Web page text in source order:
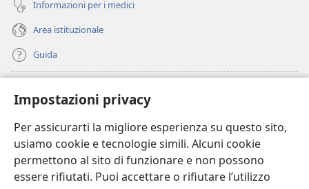
Impostazioni privacy
Per assicurarti la migliore esperienza su questo sito,
usiamo cookie e tecnologie simili. Alcuni cookie
permettono al sito di funzionare e non possono
essere rifiutati. Puoi accettare o rifiutare l’utilizzo
Informazioni per i medici
Area istituzionale
Guida
(apre
una
nuova
finestra)
BIBLIOTECA ONLINE Watchtower
(apre
una
nuova
finestra)
JW Hub
(apre
una